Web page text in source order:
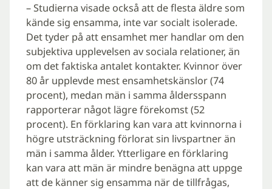
– Studierna visade också att de flesta äldre som
kände sig ensamma, inte var socialt isolerade.
Det tyder på att ensamhet mer handlar om den
subjektiva upplevelsen av sociala relationer, än
om det faktiska antalet kontakter. Kvinnor över
80 år upplevde mest ensamhetskänslor (74
procent), medan män i samma åldersspann
rapporterar något lägre förekomst (52
procent). En förklaring kan vara att kvinnorna i
högre utsträckning förlorat sin livspartner än
män i samma ålder. Ytterligare en förklaring
kan vara att män är mindre benägna att uppge
att de känner sig ensamma när de tillfrågas,